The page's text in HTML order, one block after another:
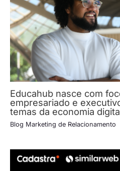
Educahub nasce com
empresariado e
temas da economia
Blog Marketing de Relacionamento